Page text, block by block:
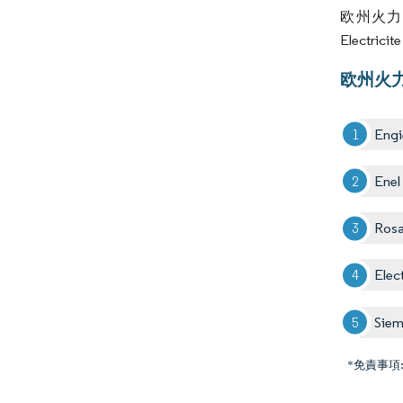
欧州火
Electricite
欧州火
*免責事項